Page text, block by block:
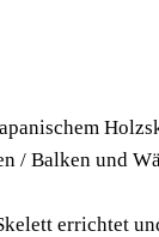
/ Balken und
errichtet